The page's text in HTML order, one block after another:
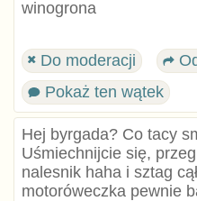
winogrona
Do moderacji
Pokaż ten wątek
Hej byrgada? Co tacy
Uśmiechnijcie się,
nalesnik haha i sztag
motoróweczka pewnie